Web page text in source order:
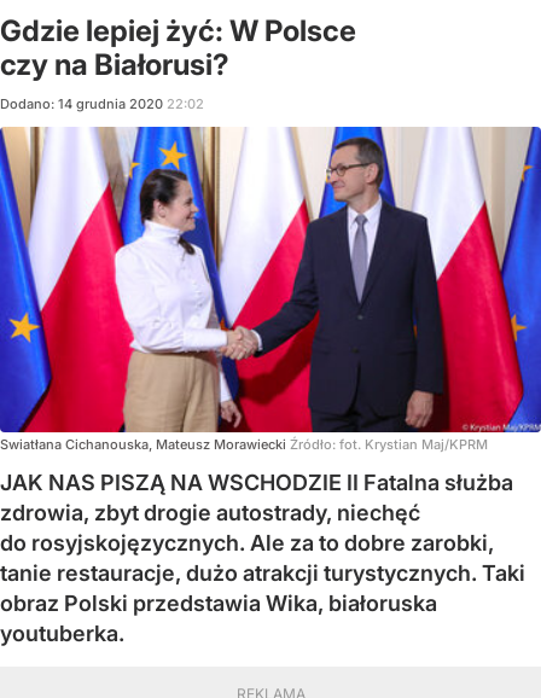
Gdzie lepiej żyć: W Polsce
czy na Białorusi?
Dodano: 14 grudnia 2020 22:02
Swiatłana Cichanouska, Mateusz Morawiecki Źródło: fot. Krystian Maj/KPRM
JAK NAS PISZĄ NA WSCHODZIE II Fatalna służba
zdrowia, zbyt drogie autostrady, niechęć
do rosyjskojęzycznych. Ale za to dobre zarobki,
tanie restauracje, dużo atrakcji turystycznych. Taki
obraz Polski przedstawia Wika, białoruska
youtuberka.